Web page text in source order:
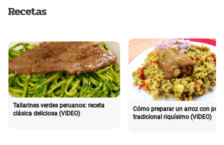
Recetas
Tallarines verdes peruanos: receta
clásica deliciosa (VIDEO)
Cómo preparar un arroz con pollo
tradicional riquísimo (VIDEO)